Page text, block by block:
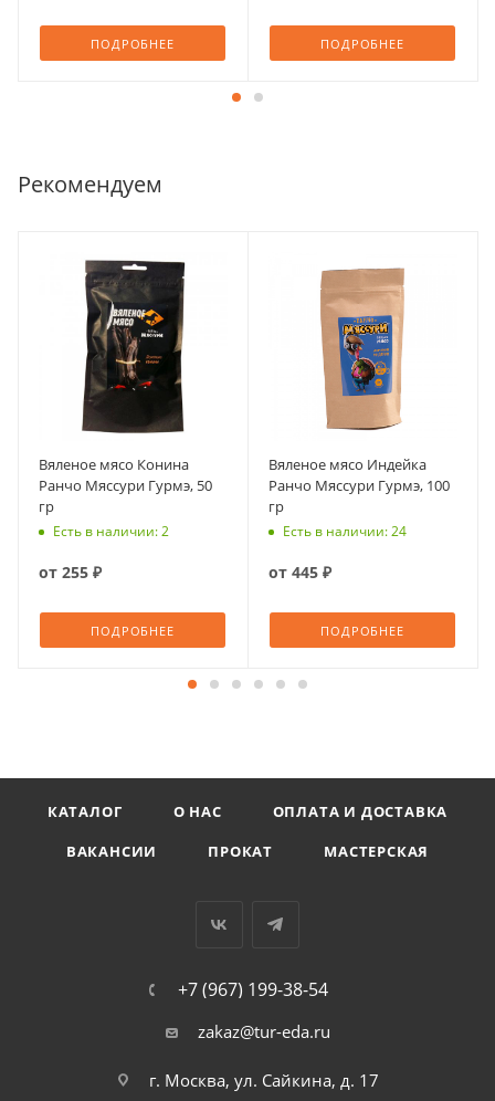
ПОДРОБНЕЕ ПОДРОБНЕЕ
Рекомендуем
Вяленое мясо Конина
Ранчо Мяссури Гурмэ, 50
гр
Есть в наличии: 2
от 255 ₽
ПОДРОБНЕЕ
Вяленое мясо Индейка
Ранчо Мяссури Гурмэ, 100
гр
Есть в наличии: 24
от 445 ₽
ПОДРОБНЕЕ
КАТАЛОГ О НАС
ОПЛАТА И ДОСТАВКА
ВАКАНСИИ
ПРОКАТ МАСТЕРСКАЯ
+7 (967) 199-38-54
zakaz@tur-eda.ru
г. Москва, ул. Сайкина, д. 17